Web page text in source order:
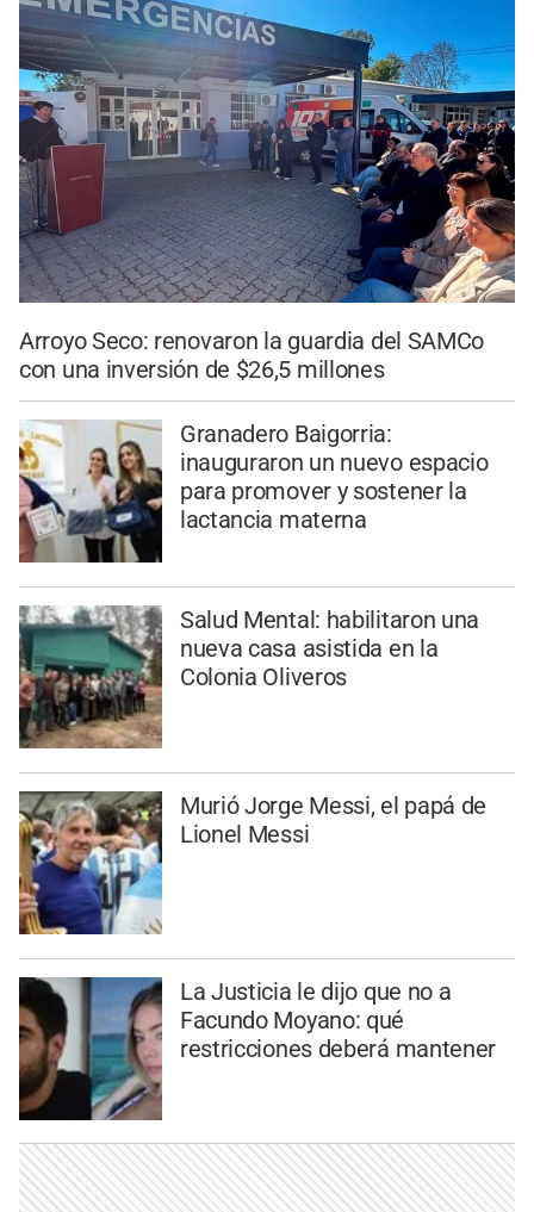
Arroyo Seco: renovaron la guardia del SAMCo
con una inversión de $26,5 millones
Granadero Baigorria:
inauguraron un nuevo espacio
para promover y sostener la
lactancia materna
Salud Mental: habilitaron una
nueva casa asistida en la
Colonia Oliveros
Murió Jorge Messi, el papá de
Lionel Messi
La Justicia le dijo que no a
Facundo Moyano: qué
restricciones deberá mantener